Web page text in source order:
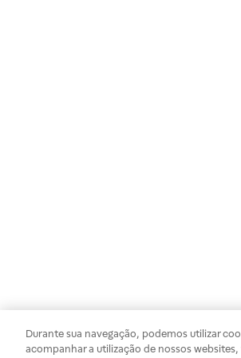
Durante sua navegação, podemos utilizar
acompanhar a utilização de nossos